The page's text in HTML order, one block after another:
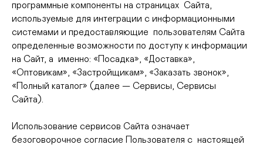
программные компоненты на страницах Сайта,
используемые для интеграции с информационными
системами и предоставляющие пользователям Сайта
определенные возможности по доступу к информации
на Сайт, а именно: «Посадка», «Доставка»,
«Оптовикам», «Застройщикам», «Заказать звонок»,
«Полный каталог» (далее — Сервисы, Сервисы
Сайта).
Использование сервисов Сайта означает
безоговорочное согласие Пользователя с настоящей